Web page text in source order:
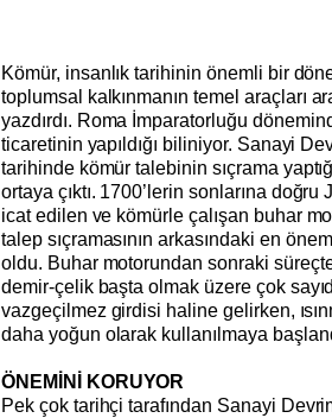
Kömür, insanlık tarihinin önemli bir
toplumsal kalkınmanın temel araçları
yazdırdı. Roma İmparatorluğu
ticaretinin yapıldığı biliniyor. Sanayi
tarihinde kömür talebinin sıçrama
ortaya çıktı. 1700’lerin sonlarına doğru
icat edilen ve kömürle çalışan buhar
talep sıçramasının arkasındaki en
oldu. Buhar motorundan sonraki
demir-çelik başta olmak üzere çok
vazgeçilmez girdisi haline gelirken,
daha yoğun olarak kullanılmaya
ÖNEMİNİ KORUYOR
Pek çok tarihçi tarafından Sanayi